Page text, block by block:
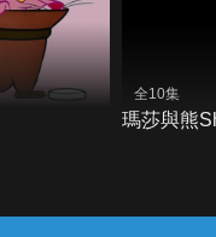
全10集
瑪莎與熊